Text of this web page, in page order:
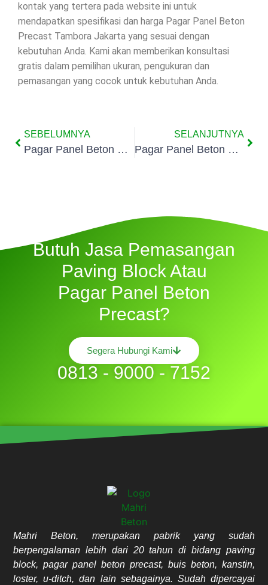
kontak yang tertera pada website ini untuk
mendapatkan spesifikasi dan harga Pagar Panel Beton
Precast Tambora Jakarta yang sesuai dengan
kebutuhan Anda. Kami akan memberikan konsultasi
gratis dalam pemilihan ukuran, pengukuran dan
pemasangan yang cocok untuk kebutuhan Anda.
SEBELUMNYA
Pagar Panel Beton Precast Jakarta Barat
SELANJUTNYA
Pagar Panel Beton Precast Angke Jakarta
Butuh Jasa Pemasangan
Paving Block Atau
Pagar Panel Beton
Precast?
Segera Hubungi Kami
0813 - 9000 - 7152
Mahri Beton, merupakan pabrik yang sudah
berpengalaman lebih dari 20 tahun di bidang paving
block, pagar panel beton precast, buis beton, kanstin,
loster, u-ditch, dan lain sebagainya. Sudah dipercayai